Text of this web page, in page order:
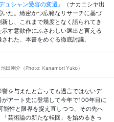
ュシャン受容の変遷』
（ナカニシヤ出
た。緻密かつ広範なリサーチに基づ
し、これまで幾度となく語られてき
す意欲作にふさわしい選出と言える
れた、本書をめぐる徹底討議。
田剛介（Photo: Kanamori Yuko）
を与えたと言っても過言ではないデ
アート史に登場して今年で100年目に
性と限界を捉え直しつつ、その先へ
芸術論の新たな転回」を始めるきっ